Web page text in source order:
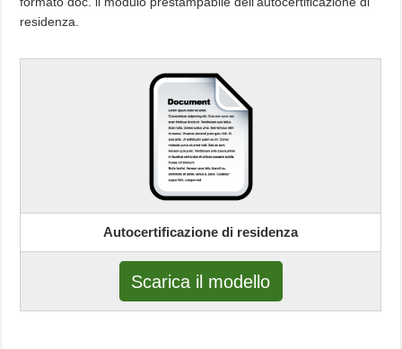
residenza.
Autocertificazione di residenza
Scarica il modello